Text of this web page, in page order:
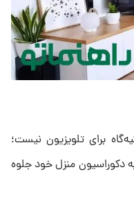
برای تلویزیون نیست؛
دکوراسیون منزل خود جلوه